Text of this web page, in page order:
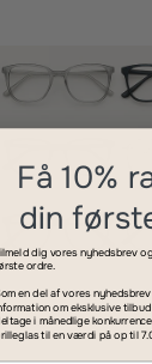
Få 10%
din
dig vores nyhedsbrev
ordre.
en del af vores
om eksklusive
i månedlige
til en værdi på op til